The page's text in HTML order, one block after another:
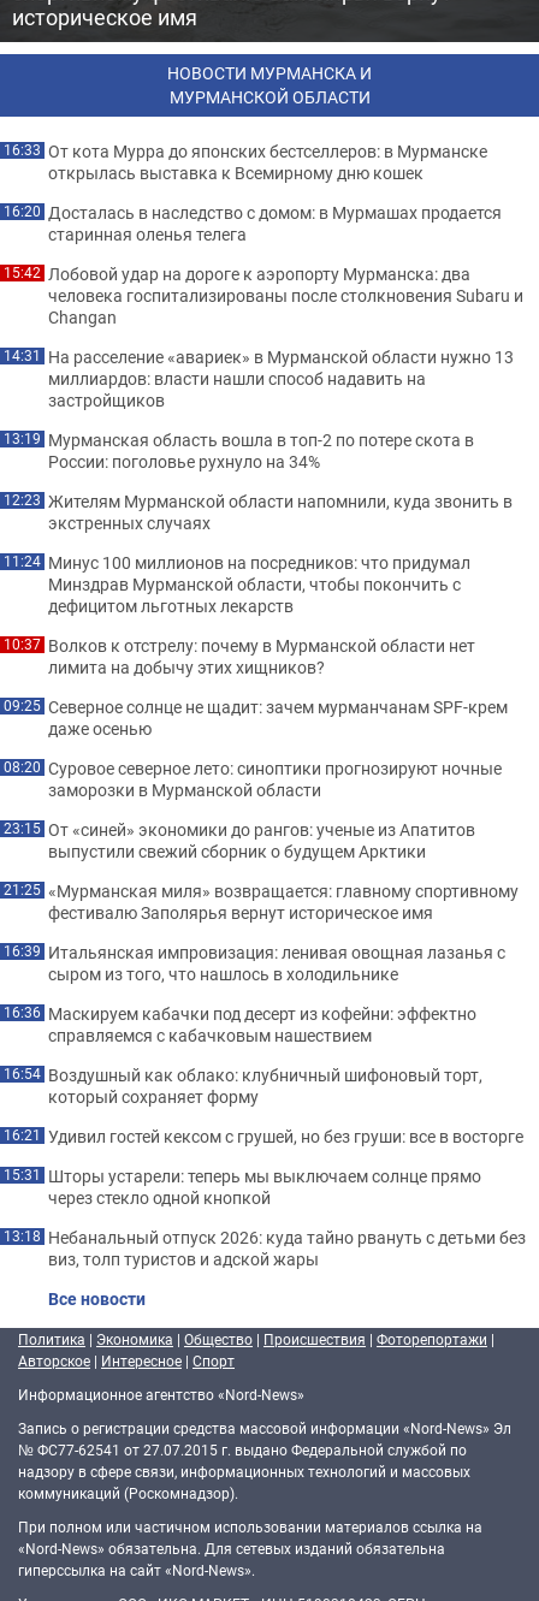
историческое имя
НОВОСТИ МУРМАНСКА И
МУРМАНСКОЙ ОБЛАСТИ
16:33 От кота Мурра до японских бестселлеров: в Мурманске
открылась выставка к Всемирному дню кошек
16:20 Досталась в наследство с домом: в Мурмашах продается
старинная оленья телега
15:42 Лобовой удар на дороге к аэропорту Мурманска: два
человека госпитализированы после столкновения Subaru и
Changan
14:31 На расселение «авариек» в Мурманской области нужно 13
миллиардов: власти нашли способ надавить на
застройщиков
13:19 Мурманская область вошла в топ-2 по потере скота в
России: поголовье рухнуло на 34%
12:23 Жителям Мурманской области напомнили, куда звонить в
экстренных случаях
11:24 Минус 100 миллионов на посредников: что придумал
Минздрав Мурманской области, чтобы покончить с
дефицитом льготных лекарств
10:37 Волков к отстрелу: почему в Мурманской области нет
лимита на добычу этих хищников?
09:25 Северное солнце не щадит: зачем мурманчанам SPF-крем
даже осенью
08:20 Суровое северное лето: синоптики прогнозируют ночные
заморозки в Мурманской области
23:15 От «синей» экономики до рангов: ученые из Апатитов
выпустили свежий сборник о будущем Арктики
21:25 «Мурманская миля» возвращается: главному спортивному
фестивалю Заполярья вернут историческое имя
16:39 Итальянская импровизация: ленивая овощная лазанья с
сыром из того, что нашлось в холодильнике
16:36 Маскируем кабачки под десерт из кофейни: эффектно
справляемся с кабачковым нашествием
16:54 Воздушный как облако: клубничный шифоновый торт,
который сохраняет форму
16:21 Удивил гостей кексом с грушей, но без груши: все в восторге
15:31 Шторы устарели: теперь мы выключаем солнце прямо
через стекло одной кнопкой
13:18 Небанальный отпуск 2026: куда тайно рвануть с детьми без
виз, толп туристов и адской жары
Все новости
Политика | Экономика | Общество | Происшествия | Фоторепортажи |
Авторское | Интересное | Спорт
Информационное агентство «Nord-News»
Запись о регистрации средства массовой информации «Nord-News» Эл
№ ФС77-62541 от 27.07.2015 г. выдано Федеральной службой по
надзору в сфере связи, информационных технологий и массовых
коммуникаций (Роскомнадзор).
При полном или частичном использовании материалов ссылка на
«Nord-News» обязательна. Для сетевых изданий обязательна
гиперссылка на сайт «Nord-News».